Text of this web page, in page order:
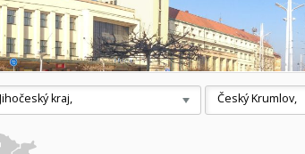
Jihočeský kraj, Český Krumlov,